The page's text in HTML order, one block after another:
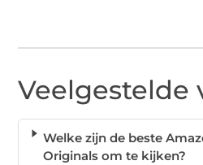
Veelgestelde
Welke zijn de beste
Originals om te kijken?